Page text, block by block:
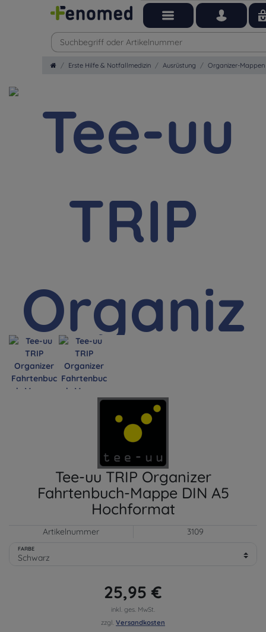
Erste Hilfe & Notfallmedizin Ausrüstung Organizer-Mappen
Tee-uu TRIP Organizer
Fahrtenbuch-Mappe DIN A5
Hochformat
Artikelnummer 3109
FARBE
25,95 €
inkl. ges. MwSt.
zzgl. Versandkosten